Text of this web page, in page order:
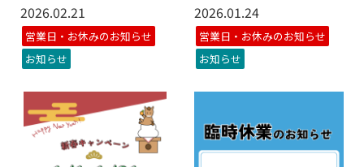
2026.02.21
営業日・お休みのお知らせ
お知らせ
2026.01.24
営業日・お休みのお知らせ
お知らせ